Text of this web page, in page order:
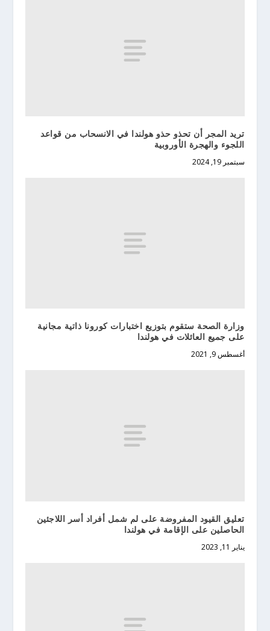
تريد المجر أن تحذو حذو هولندا في الانسحاب من قواعد
اللجوء والهجرة الأوروبية
سبتمبر 19, 2024
وزارة الصحة ستقوم بتوزيع اختبارات كورونا ذاتية مجانية
على جميع العائلات في هولندا
أغسطس 9, 2021
تعليق القيود المفروضة على لم شمل أفراد أسر اللاجئين
الحاصلين على الإقامة في هولندا
يناير 11, 2023